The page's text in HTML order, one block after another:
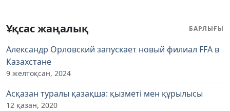
Ұқсас жаңалық БАРЛЫҒЫ
Александр Орловский запускает новый филиал FFA в
Казахстане
9 желтоқсан, 2024
Асқазан туралы қазақша: қызметі мен құрылысы
12 қазан, 2020